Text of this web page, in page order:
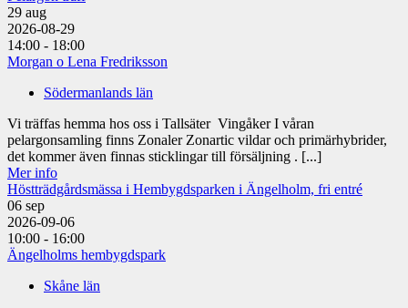
29 aug
2026-08-29
14:00 - 18:00
Morgan o Lena Fredriksson
Södermanlands län
Vi träffas hemma hos oss i Tallsäter Vingåker I våran
pelargonsamling finns Zonaler Zonartic vildar och primärhybrider,
det kommer även finnas sticklingar till försäljning . [...]
Mer info
Höstträdgårdsmässa i Hembygdsparken i Ängelholm, fri entré
06 sep
2026-09-06
10:00 - 16:00
Ängelholms hembygdspark
Skåne län